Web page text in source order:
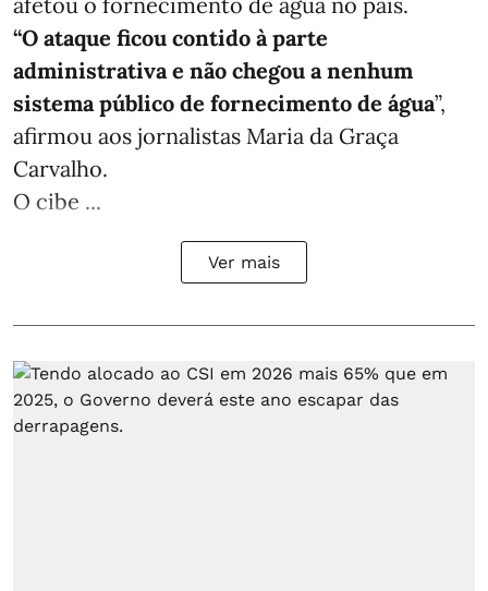
“O ataque ficou contido à parte
administrativa e não chegou a nenhum
sistema público de fornecimento de água”,
afirmou aos jornalistas Maria da Graça
Carvalho.
O cibe ...
Ver mais